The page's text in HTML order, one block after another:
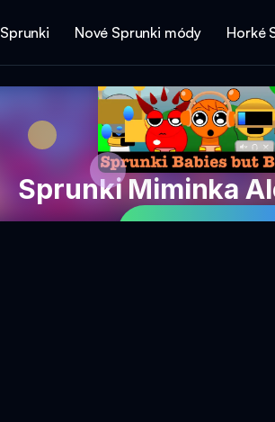
Sprunki Nové Sprunki módy Horké
Sprunki Miminka